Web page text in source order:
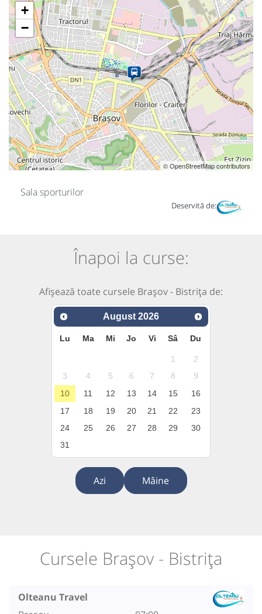
+
−
© OpenStreetMap contributors
Sala sporturilor
Deservită de:
Înapoi la curse:
Afișează toate cursele Brașov - Bistrița de:
August 2026
Lu Ma Mi Jo Vi Sâ Du
1
2
3
4 5 6 7 8
9
10
11 12 13 14 15
16
17
18 19 20 21 22
23
24
25 26 27 28 29
30
31
Azi Mâine
Cursele Brașov - Bistrița
Olteanu Travel